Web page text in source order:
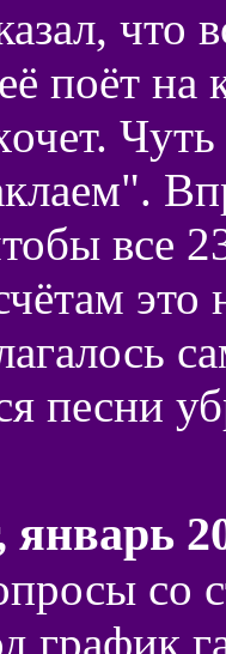
что
поёт
все
это
песни
со
график